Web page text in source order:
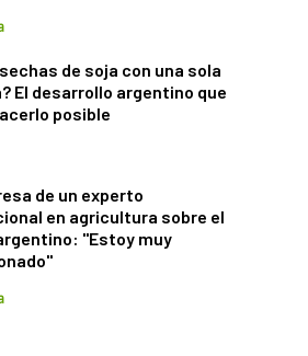
de soja con una sola
El desarrollo argentino que
posible
de un experto
en agricultura sobre el
"Estoy muy